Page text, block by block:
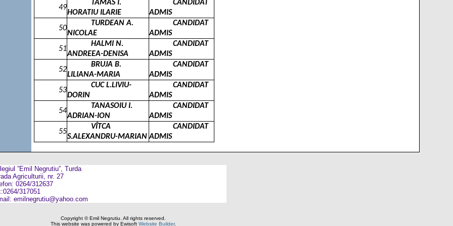
49
TAMAS I.
HORATIU ILARIE
CANDIDAT
ADMIS
50
TURDEAN A.
NICOLAE
CANDIDAT
ADMIS
51
HALMI N.
ANDREEA-DENISA
CANDIDAT
ADMIS
52
BRUJA B.
LILIANA-MARIA
CANDIDAT
ADMIS
53
CUC L.LIVIU-
DORIN
CANDIDAT
ADMIS
54
TANASOIU I.
ADRIAN-ION
CANDIDAT
ADMIS
55
VÎTCA
S.ALEXANDRU-MARIAN
CANDIDAT
ADMIS
”Emil Negrutiu”, Turda
Agriculturii, nr. 27
0264/312637
317051
emilnegrutiu@yahoo.com
Copyright © Emil Negrutiu. All rights reserved.
This website was powered by Ewisoft Website Builder.